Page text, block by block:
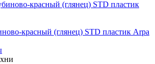
красный (глянец) STD пластик Arpa